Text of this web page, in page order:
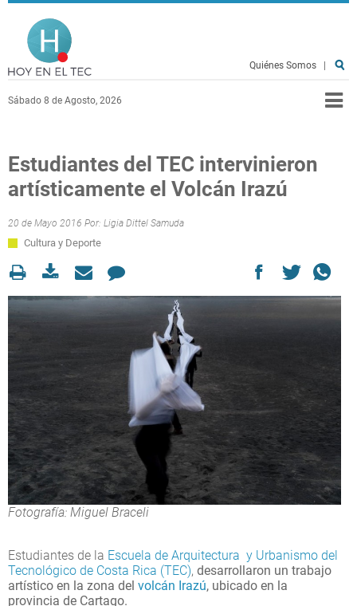
Pasar al contenido principal
Sábado 8 de Agosto, 2026
Quiénes Somos
Estudiantes del TEC intervinieron
artísticamente el Volcán Irazú
20 de Mayo 2016 Por: Ligia Dittel Samuda
Cultura y Deporte
Fotografía: Miguel Braceli
Estudiantes de la Escuela de Arquitectura y Urbanismo del
Tecnológico de Costa Rica (TEC), desarrollaron un trabajo
artístico en la zona del volcán Irazú, ubicado en la
provincia de Cartago.